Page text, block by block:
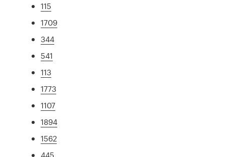
115
1709
344
541
113
1773
1107
1894
1562
445